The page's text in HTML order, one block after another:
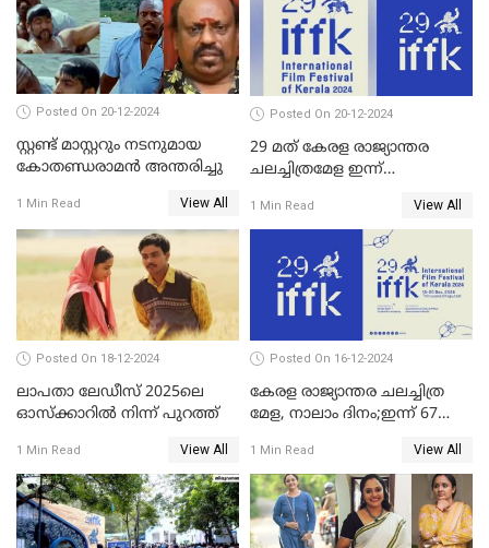
കപാഡിയയ്ക്ക് സമ്മാനിച്ചു;
ഫെമിനിച്ചി ഫാത്തിമയ്ക്ക്
അഞ്ച് പുരസ്കാരം
Posted On 20-12-2024
സ്റ്റണ്ട് മാസ്റ്ററും നടനുമായ
കോതണ്ഡരാമൻ അന്തരിച്ചു
1 Min Read View All
Posted On 20-12-2024
29 മത് കേരള രാജ്യാന്തര
ചലച്ചിത്രമേള ഇന്ന്
1 Min Read View All
Posted On 18-12-2024
ലാപതാ ലേഡീസ് 2025ലെ
ഓസ്‌ക്കാറില്‍ നിന്ന് പുറത്ത്
1 Min Read View All
Posted On 16-12-2024
കേരള രാജ്യാന്തര ചലച്ചിത്ര
മേള, നാലാം ദിനം;ഇന്ന് 67
1 Min Read View All